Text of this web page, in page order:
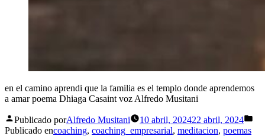
en el camino aprendi que la familia es el templo donde aprendemos
a amar poema Dhiaga Casaint voz Alfredo Musitani
Publicado porAlfredo Musitani 10 abril, 202422 abril, 2024
Publicado encoaching, coaching_empresarial, meditacion, poemas